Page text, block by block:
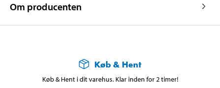
Om producenten
Køb & Hent
Køb & Hent i dit varehus. Klar inden for 2 timer!